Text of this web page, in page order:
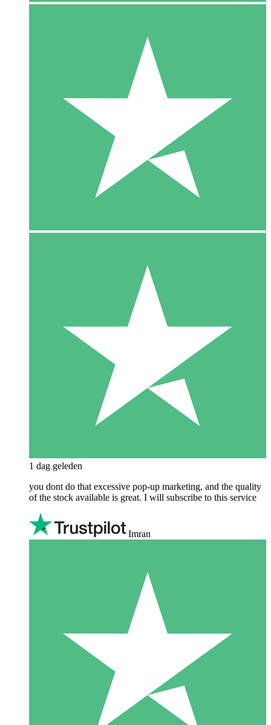
1 dag geleden
you dont do that excessive pop-up marketing, and the quality
of the stock available is great. I will subscribe to this service
Imran